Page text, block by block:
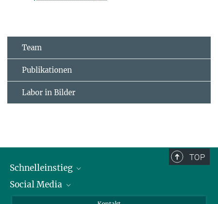
Team
Publikationen
Labor in Bilder
TOP
Schnelleinstieg
Alumni
Social Media